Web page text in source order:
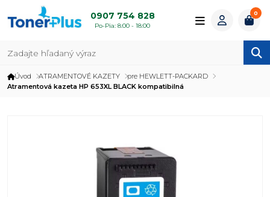
0907 754 828
Po-Pia: 8:00 - 18:00
0
Úvod ATRAMENTOVÉ KAZETY
pre HEWLETT-PACKARD
Atramentová kazeta HP 653XL BLACK kompatibilná